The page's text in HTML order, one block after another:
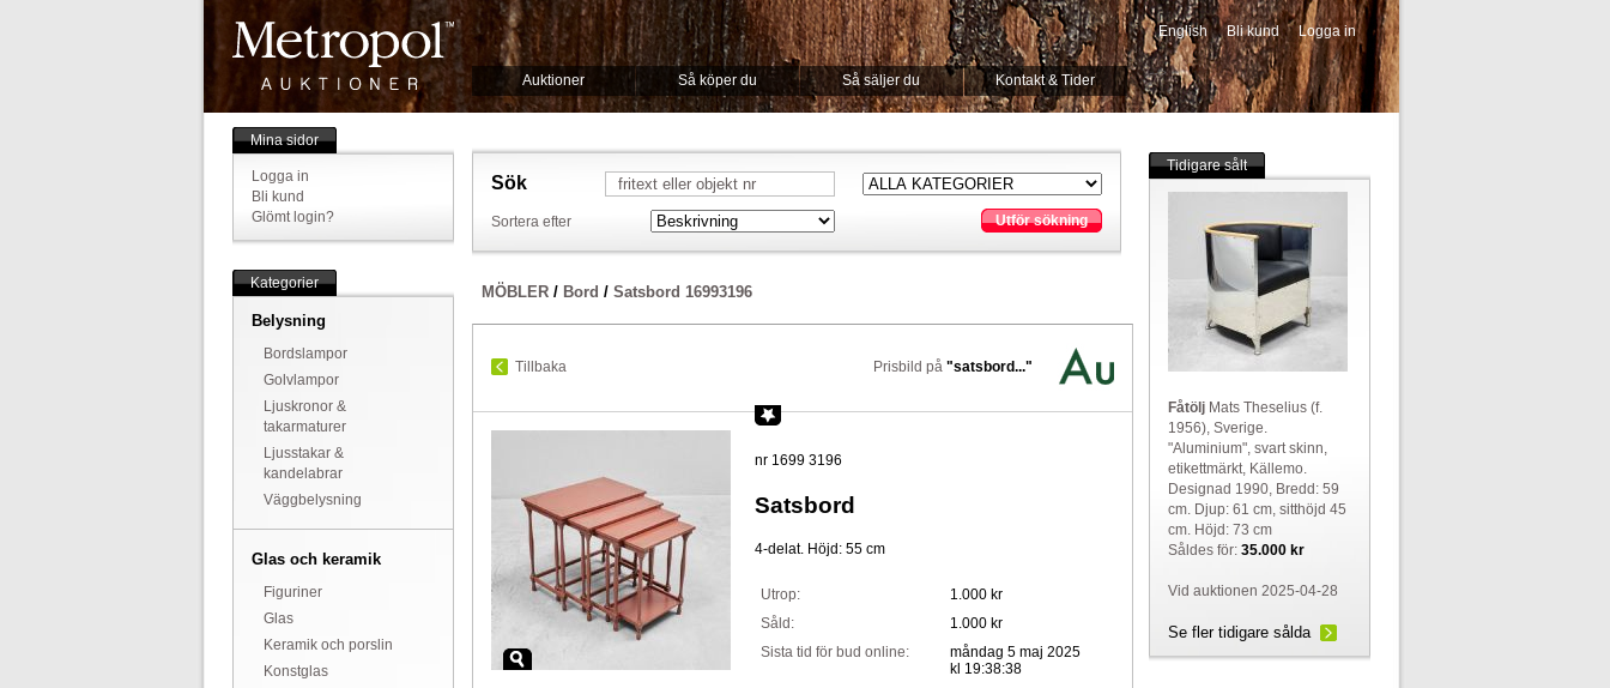
Auktioner Så köper du Så säljer du Kontakt & Tider
English Bli kund Logga in
-->
Mina sidor
Logga in
Bli kund
Glömt login?
Kategorier
Belysning
Bordslampor
Golvlampor
Ljuskronor &
takarmaturer
Ljusstakar &
kandelabrar
Väggbelysning
Glas och keramik
Figuriner
Glas
Keramik och porslin
Konstglas
Sök
Sortera efter Utför sökning
MÖBLER/ Bord / Satsbord 16993196
Tillbaka Prisbild på "satsbord..."
nr 1699 3196
Satsbord
4-delat. Höjd: 55 cm
Utrop:
1.000 kr
Såld:
1.000 kr
Sista tid för bud online:
måndag 5 maj 2025
kl 19:38:38
Tidigare sålt
FåtöljMats Theselius (f.
1956), Sverige.
"Aluminium", svart skinn,
etikettmärkt, Källemo.
Designad 1990, Bredd: 59
cm. Djup: 61 cm, sitthöjd 45
cm. Höjd: 73 cm
Såldes för: 35.000 kr
Vid auktionen 2025-04-28
Se fler tidigare sålda